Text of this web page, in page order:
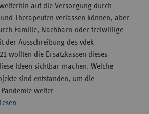
auf die Versorgung durch
Therapeuten verlassen können, aber
Familie, Nachbarn oder freiwillige
der Ausschreibung des vdek-
wollten die Ersatzkassen dieses
Ideen sichtbar machen. Welche
sind entstanden, um die
weiter